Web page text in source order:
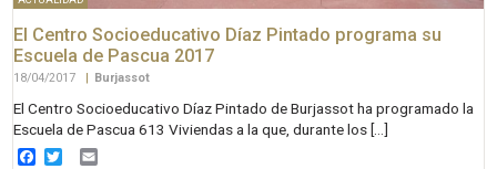
El Centro Socioeducativo Díaz Pintado programa su
Escuela de Pascua 2017
18/04/2017 | Burjassot
El Centro Socioeducativo Díaz Pintado de Burjassot ha programado la
Escuela de Pascua 613 Viviendas a la que, durante los […]
Facebook
Twitter